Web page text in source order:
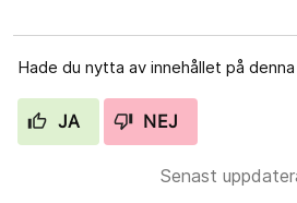
Hade du nytta av innehållet på
JA NEJ
Senast